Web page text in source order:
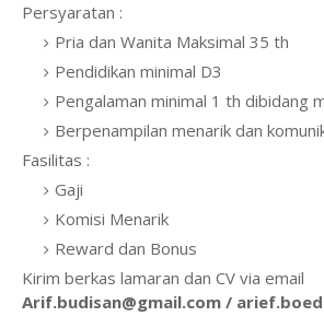
Persyaratan :
Pria dan Wanita Maksimal 35 th
Pendidikan minimal D3
Pengalaman minimal 1 th dibidang
Berpenampilan menarik dan
Fasilitas :
Gaji
Komisi Menarik
Reward dan Bonus
Kirim berkas lamaran dan CV via email
Arif.budisan@gmail.com /